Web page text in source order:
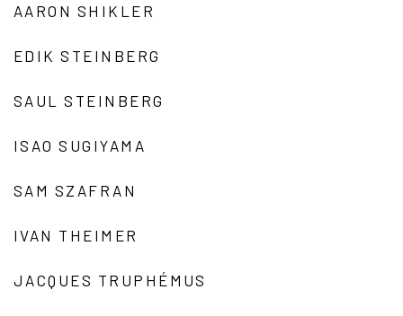
AARON SHIKLER
EDIK STEINBERG
SAUL STEINBERG
ISAO SUGIYAMA
SAM SZAFRAN
IVAN THEIMER
JACQUES TRUPHÉMUS